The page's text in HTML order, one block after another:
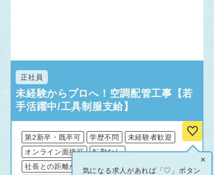
正社員
未経験からプロへ！空調配管工事【若
手活躍中/工具制服支給】
第2新卒・既卒可 学歴不問
未経験者歓迎
オンライン面接可
転勤なし
社長との距離が近い
資格取得補助
×
気になる求人があれば「♡」ボタン